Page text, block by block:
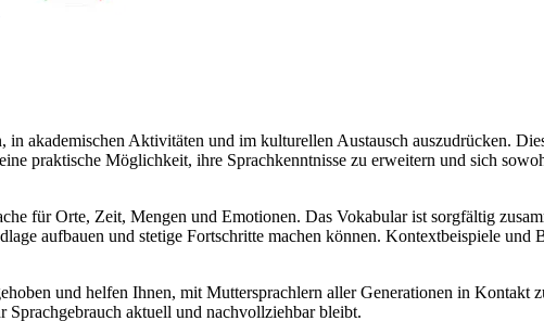
akademischen Aktivitäten und im kulturellen Austausch auszudrücken.
praktische Möglichkeit, ihre Sprachkenntnisse zu erweitern und sich
für Orte, Zeit, Mengen und Emotionen. Das Vokabular ist sorgfältig
aufbauen und stetige Fortschritte machen können. Kontextbeispiele und
und helfen Ihnen, mit Muttersprachlern aller Generationen in Kontakt
Sprachgebrauch aktuell und nachvollziehbar bleibt.